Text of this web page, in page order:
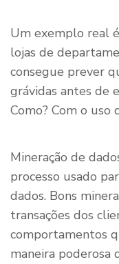
Um exemplo real
lojas de
consegue prever
grávidas antes de
Como? Com o uso
Mineração de
processo usado
dados. Bons
transações dos
comportamentos
maneira poderosa